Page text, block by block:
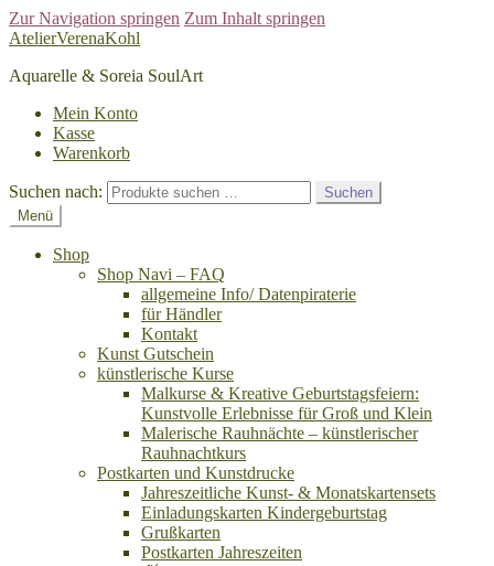
Zur Navigation springen Zum Inhalt springen
AtelierVerenaKohl
Aquarelle & Soreia SoulArt
Mein Konto
Kasse
Warenkorb
Suchen nach:
Suchen
Menü
Shop
Shop Navi – FAQ
allgemeine Info/ Datenpiraterie
für Händler
Kontakt
Kunst Gutschein
künstlerische Kurse
Malkurse & Kreative Geburtstagsfeiern:
Kunstvolle Erlebnisse für Groß und Klein
Malerische Rauhnächte – künstlerischer
Rauhnachtkurs
Postkarten und Kunstdrucke
Jahreszeitliche Kunst- & Monatskartensets
Einladungskarten Kindergeburtstag
Grußkarten
Postkarten Jahreszeiten